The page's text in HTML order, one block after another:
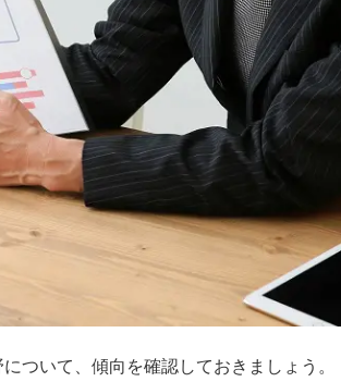
ついて、傾向を確認しておきましょう。